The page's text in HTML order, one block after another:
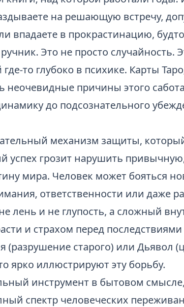
на решающую встречу,
впадаете в прокрастинацию,
Это не просто случайность.
то глубоко в психике. Карты
неочевидные причины этого
до подсознательного
механизм защиты,
успех грозит нарушить
мира. Человек может бояться
ответственности или даже
лень и не глупость, а сложный
и страхом перед последствиями
(разрушение старого) или Дьявол
ярко иллюстрируют эту борьбу.
инструмент в бытовом
спектр человеческих